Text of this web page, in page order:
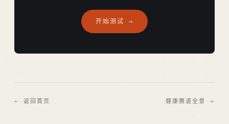
开始测试 →
← 返回首页 健康赛道全景 →